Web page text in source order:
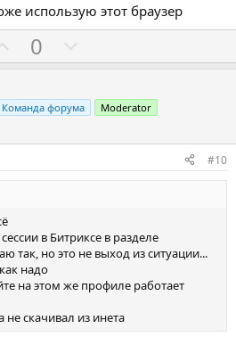
использую этот браузер
а
0
р
т
в
Команда форума
Moderator
#10
в Битриксе в разделе
так, но это не выход из ситуации...
надо
на этом же профиле работает
не скачивал из инета